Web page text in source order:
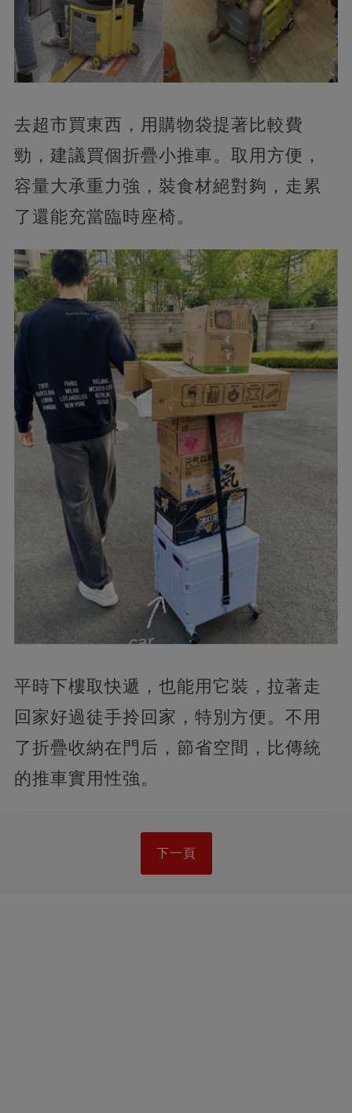
去超市買東西，用購物袋提著比較費
勁，建議買個折疊小推車。取用方便，
容量大承重力強，裝食材絕對夠，走累
了還能充當臨時座椅。
平時下樓取快遞，也能用它裝，拉著走
回家好過徒手拎回家，特別方便。不用
了折疊收納在門后，節省空間，比傳統
的推車實用性強。
下一頁